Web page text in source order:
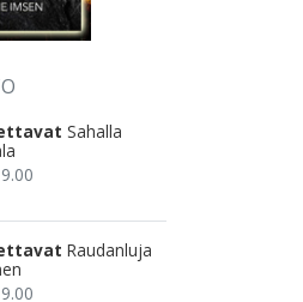
Sahalla
Raudanluja